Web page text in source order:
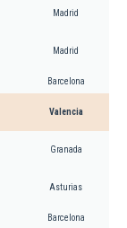
Madrid
Madrid
Barcelona
Valencia
Granada
Asturias
Barcelona